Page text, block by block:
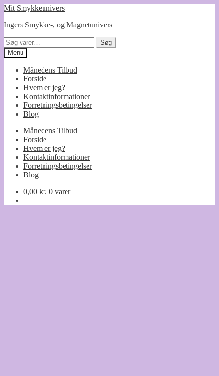
Spring
navigation
Spring
indhold
Mit Smykkeunivers
Ingers Smykke-, og Magnetunivers
Søg
efter:
Søg
Menu
Månedens Tilbud
Forside
Hvem er jeg?
Kontaktinformationer
Forretningsbetingelser
Blog
Månedens Tilbud
Forside
Hvem er jeg?
Kontaktinformationer
Forretningsbetingelser
Blog
0,00 kr. 0 varer